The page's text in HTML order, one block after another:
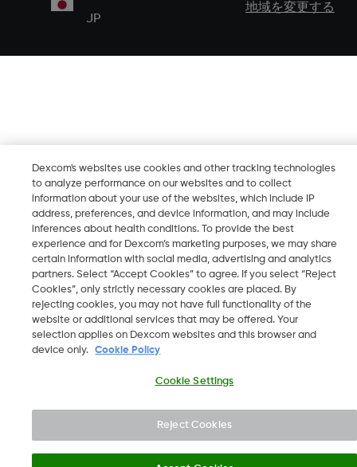
JP
地域を変更する
Dexcom's websites use cookies and other tracking technologies
to analyze performance on our websites and to collect
information about your use of the websites, which include IP
address, preferences, and device information, and may include
inferences about health conditions. To provide the best
experience and for Dexcom’s marketing purposes, we may share
certain information with social media, advertising and analytics
partners. Select “Accept Cookies” to agree. If you select “Reject
Cookies”, only strictly necessary cookies are placed. By
rejecting cookies, you may not have full functionality of the
website or additional services that may be offered. Your
selection applies on Dexcom websites and this browser and
device only.
Cookie Policy
Cookie Settings
Reject Cookies